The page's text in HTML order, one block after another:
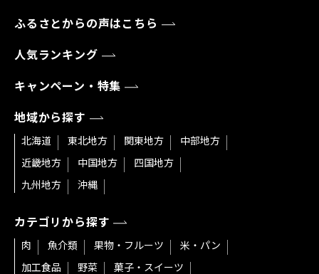
ふるさとからの声はこちら
人気ランキング
キャンペーン・特集
地域から探す
北海道 東北地方 関東地方
中部地方
近畿地方
中国地方
四国地方
九州地方
沖縄
カテゴリから探す
肉 魚介類 果物・フルーツ
米・パン
加工食品
野菜
菓子・スイーツ